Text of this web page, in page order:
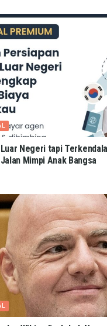
Negeri tapi
Mimpi Anak Bangsa